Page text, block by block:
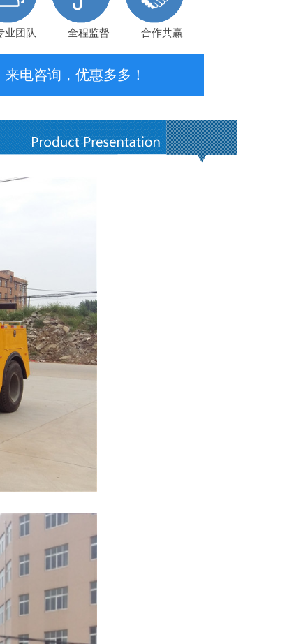
业团队 全程监督 合作共赢
来电咨询，优惠多多！